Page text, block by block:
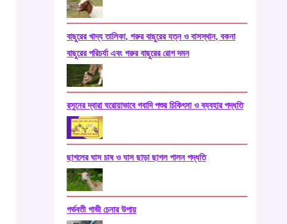
বাছুরের খাদ্য তালিকা, গরুর বাছুরের যত্ন ও বাসস্থান, বকনা
বাছুরের পরিচর্যা এবং গরুর বাছুরের রোগ দমন
রসুনের দ্বারা ঘরোয়াভাবে গবাদি পশুর চিকিৎসা ও ব্যবহার পদ্ধতি
ছাগলের ঘাস চাষ ও ঘাস ছাড়া ছাগল পালন পদ্ধতি
গর্ভবতী গাভী চেনার উপায়